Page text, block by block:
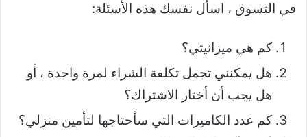
في التسوق ، اسأل نفسك هذه الأسئلة:
كم هي ميزانيتي؟
هل يمكنني تحمل تكلفة الشراء لمرة واحدة ، أو
هل يجب أن أختار الاشتراك؟
كم عدد الكاميرات التي سأحتاجها لتأمين منزلي؟